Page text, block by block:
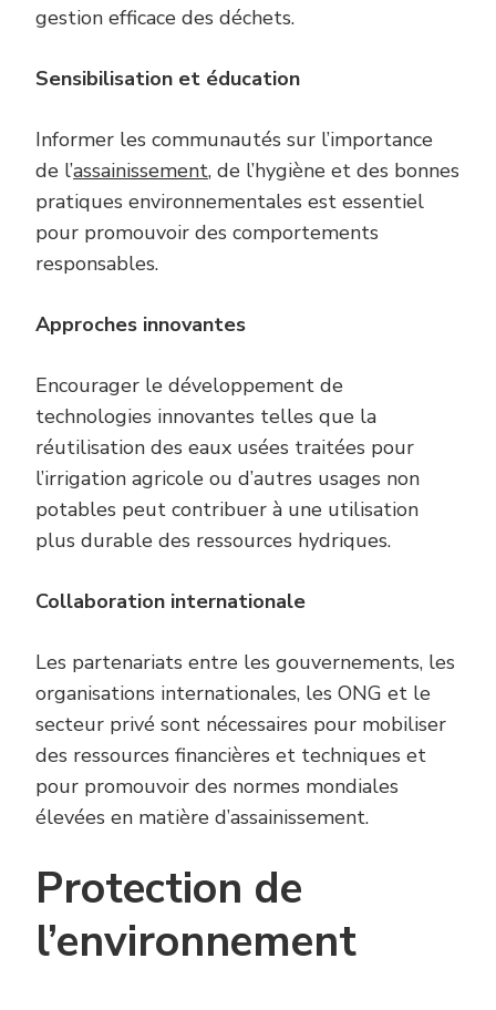
gestion efficace des déchets.
Sensibilisation et éducation
Informer les communautés sur l’importance
de l’assainissement, de l’hygiène et des bonnes
pratiques environnementales est essentiel
pour promouvoir des comportements
responsables.
Approches innovantes
Encourager le développement de
technologies innovantes telles que la
réutilisation des eaux usées traitées pour
l’irrigation agricole ou d’autres usages non
potables peut contribuer à une utilisation
plus durable des ressources hydriques.
Collaboration internationale
Les partenariats entre les gouvernements, les
organisations internationales, les ONG et le
secteur privé sont nécessaires pour mobiliser
des ressources financières et techniques et
pour promouvoir des normes mondiales
élevées en matière d’assainissement.
Protection de
l’environnement